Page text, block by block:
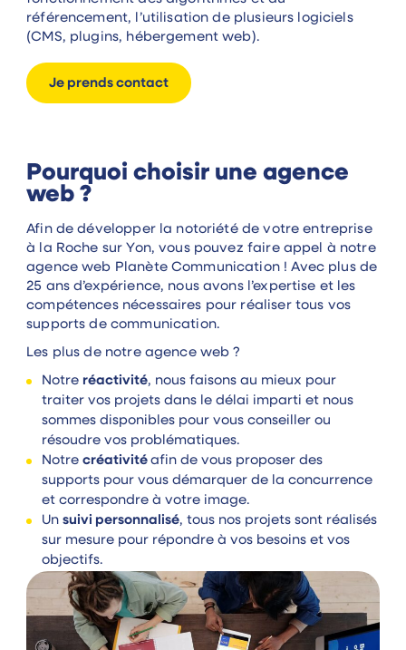
référencement, l’utilisation de plusieurs logiciels
(CMS, plugins, hébergement web).
Je prends contact
Pourquoi choisir une agence
web ?
Afin de développer la notoriété de votre entreprise
à la Roche sur Yon, vous pouvez faire appel à notre
agence web Planète Communication ! Avec plus de
25 ans d’expérience, nous avons l’expertise et les
compétences nécessaires pour réaliser tous vos
supports de communication.
Les plus de notre agence web ?
Notre réactivité, nous faisons au mieux pour
traiter vos projets dans le délai imparti et nous
sommes disponibles pour vous conseiller ou
résoudre vos problématiques.
Notrecréativitéafin de vous proposer des
supports pour vous démarquer de la concurrence
et correspondre à votre image.
Unsuivi personnalisé, tous nos projets sont réalisés
sur mesure pour répondre à vos besoins et vos
objectifs.